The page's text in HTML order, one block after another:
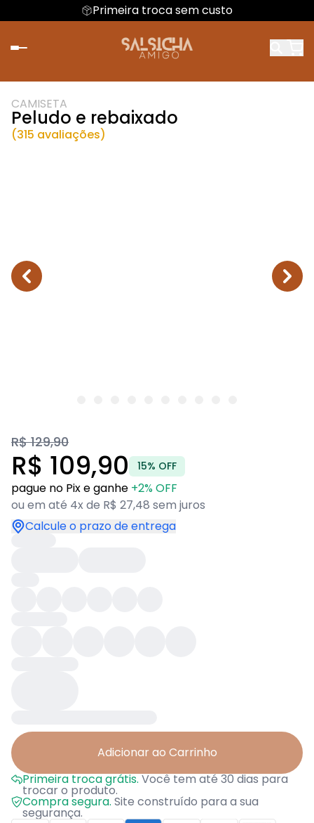
Primeira troca sem custo
CAMISETA
Peludo e rebaixado
(315 avaliações)
R$ 129,90
R$ 109,90 15% OFF
pague no Pix e ganhe +2% OFF
ou em até 4x de R$ 27,48 sem juros
Calcule o prazo de entrega
Adicionar ao Carrinho
Primeira troca grátis.Você tem até 30 dias para
trocar o produto.
Compra segura. Site construído para a sua
segurança.